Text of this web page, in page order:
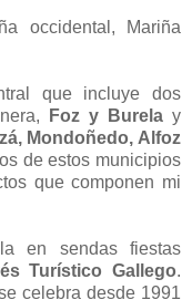
occidental, Mariña
que incluye dos
Foz y Burela y
Mondoñedo, Alfoz
de estos municipios
que componen mi
en sendas fiestas
Turístico Gallego.
celebra desde 1991